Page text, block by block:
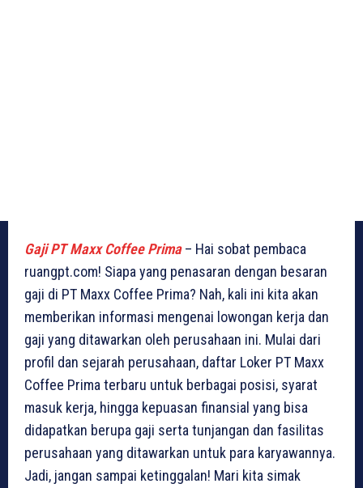
Gaji PT Maxx Coffee Prima– Hai sobat pembaca
ruangpt.com! Siapa yang penasaran dengan besaran
gaji di PT Maxx Coffee Prima? Nah, kali ini kita akan
memberikan informasi mengenai lowongan kerja dan
gaji yang ditawarkan oleh perusahaan ini. Mulai dari
profil dan sejarah perusahaan, daftar Loker PT Maxx
Coffee Prima terbaru untuk berbagai posisi, syarat
masuk kerja, hingga kepuasan finansial yang bisa
didapatkan berupa gaji serta tunjangan dan fasilitas
perusahaan yang ditawarkan untuk para karyawannya.
Jadi, jangan sampai ketinggalan! Mari kita simak